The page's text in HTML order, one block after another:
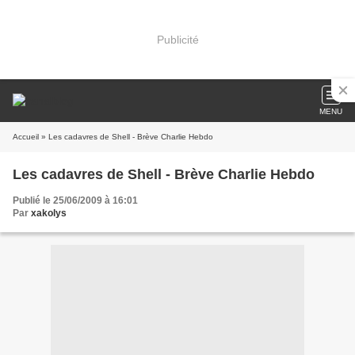
Publicité
MENU
Accueil » Les cadavres de Shell - Brève Charlie Hebdo
Les cadavres de Shell - Brève Charlie Hebdo
Publié le 25/06/2009 à 16:01
Par xakolys